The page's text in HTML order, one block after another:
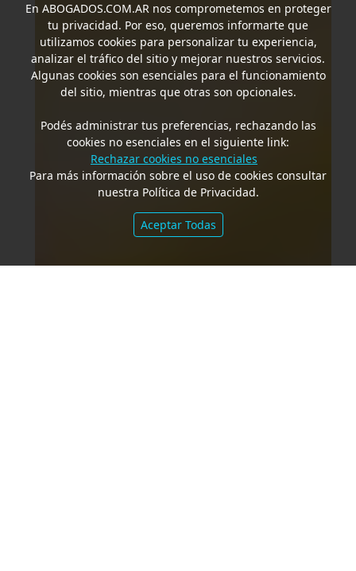
En ABOGADOS.COM.ARnos comprometemos en proteger
tu privacidad. Por eso, queremos informarte que
utilizamos cookies para personalizar tu experiencia,
analizar el tráfico del sitio y mejorar nuestros servicios.
Algunas cookies son esenciales para el funcionamiento
del sitio, mientras que otras son opcionales.
Podés administrar tus preferencias, rechazando las
cookies no esenciales en el siguiente link:
Rechazar cookies no esenciales
Para más información sobre el uso de cookies consultar
nuestra Política de Privacidad.
Aceptar Todas